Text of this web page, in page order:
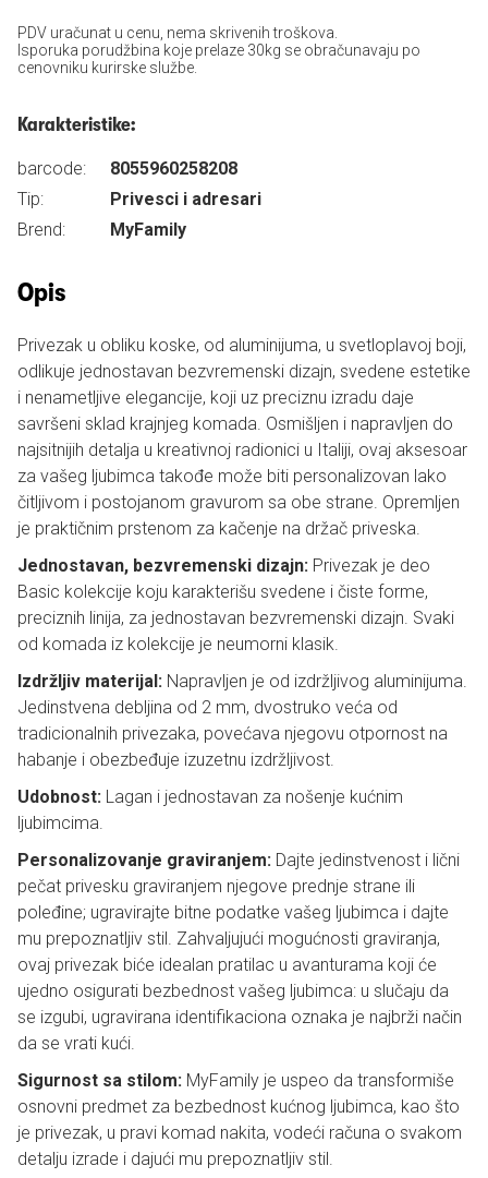
PDV uračunat u cenu, nema skrivenih troškova.
Isporuka porudžbina koje prelaze 30kg se obračunavaju po
cenovniku kurirske službe.
Karakteristike:
barcode:
8055960258208
Tip:
Privesci i adresari
Brend:
MyFamily
Opis
Privezak u obliku koske, od aluminijuma, u svetloplavoj boji,
odlikuje jednostavan bezvremenski dizajn, svedene estetike
i nenametljive elegancije, koji uz preciznu izradu daje
savršeni sklad krajnjeg komada. Osmišljen i napravljen do
najsitnijih detalja u kreativnoj radionici u Italiji, ovaj aksesoar
za vašeg ljubimca takođe može biti personalizovan lako
čitljivom i postojanom gravurom sa obe strane. Opremljen
je praktičnim prstenom za kačenje na držač priveska.
Jednostavan, bezvremenski dizajn: Privezak je deo
Basic kolekcije koju karakterišu svedene i čiste forme,
preciznih linija, za jednostavan bezvremenski dizajn. Svaki
od komada iz kolekcije je neumorni klasik.
Izdržljiv materijal: Napravljen je od izdržljivog aluminijuma.
Jedinstvena debljina od 2 mm, dvostruko veća od
tradicionalnih privezaka, povećava njegovu otpornost na
habanje i obezbeđuje izuzetnu izdržljivost.
Udobnost: Lagan i jednostavan za nošenje kućnim
ljubimcima.
Personalizovanje graviranjem: Dajte jedinstvenost i lični
pečat privesku graviranjem njegove prednje strane ili
poleđine; ugravirajte bitne podatke vašeg ljubimca i dajte
mu prepoznatljiv stil. Zahvaljujući mogućnosti graviranja,
ovaj privezak biće idealan pratilac u avanturama koji će
ujedno osigurati bezbednost vašeg ljubimca: u slučaju da
se izgubi, ugravirana identifikaciona oznaka je najbrži način
da se vrati kući.
Sigurnost sa stilom: MyFamily je uspeo da transformiše
osnovni predmet za bezbednost kućnog ljubimca, kao što
je privezak, u pravi komad nakita, vodeći računa o svakom
detalju izrade i dajući mu prepoznatljiv stil.